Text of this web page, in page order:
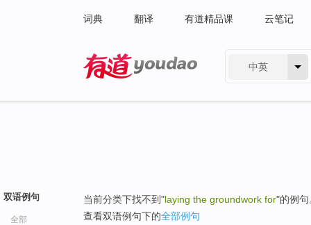
词典 翻译 有道精品课 云笔记
中英
双语例句
全部
当前分类下找不到"laying the groundwork for"的例句
查看双语例句下的全部例句